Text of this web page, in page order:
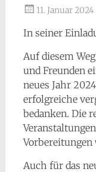
11. Januar 2024
In seiner
Auf diesem
und Freunden
neues Jahr
erfolgreiche
bedanken. Die
Auch für das